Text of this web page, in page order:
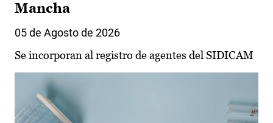
Mancha
05 de Agosto de 2026
Se incorporan al registro de agentes del SIDICAM